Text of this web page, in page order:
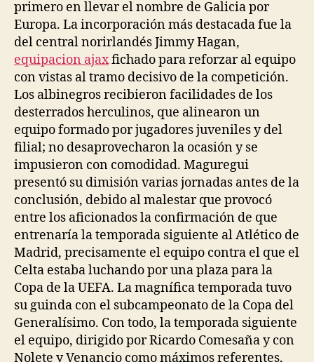
primero en llevar el nombre de Galicia por
Europa. La incorporación más destacada fue la
del central norirlandés Jimmy Hagan,
equipacion ajaxfichado para reforzar al equipo
con vistas al tramo decisivo de la competición.
Los albinegros recibieron facilidades de los
desterrados herculinos, que alinearon un
equipo formado por jugadores juveniles y del
filial; no desaprovecharon la ocasión y se
impusieron con comodidad. Maguregui
presentó su dimisión varias jornadas antes de la
conclusión, debido al malestar que provocó
entre los aficionados la confirmación de que
entrenaría la temporada siguiente al Atlético de
Madrid, precisamente el equipo contra el que el
Celta estaba luchando por una plaza para la
Copa de la UEFA. La magnífica temporada tuvo
su guinda con el subcampeonato de la Copa del
Generalísimo. Con todo, la temporada siguiente
el equipo, dirigido por Ricardo Comesaña y con
Nolete y Venancio como máximos referentes,